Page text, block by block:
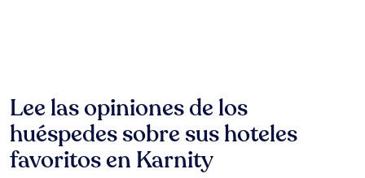
estancia
de
noche
para
2
Lee las opiniones de los
huéspedes sobre sus hoteles
favoritos en Karnity